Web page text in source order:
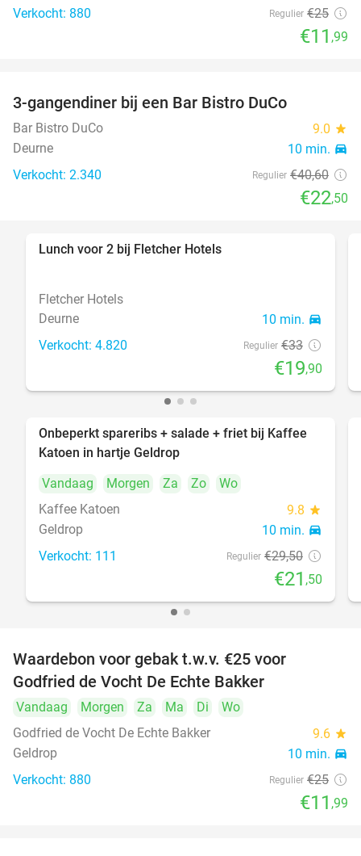
Verkocht: 880 Regulier €25
€11 ,99
3-gangendiner bij een Bar Bistro DuCo
Bar Bistro DuCo 9.0 star
Deurne 10 min. directions_car
Verkocht: 2.340 Regulier €40,60
€22,50
Lunch voor 2 bij Fletcher Hotels
Fletcher Hotels
Deurne
10 min. directions_car
Verkocht: 4.820 Regulier €33
€19,90
27%
Onbeperkt spareribs + salade + friet bij Kaffee
Katoen in hartje Geldrop
Vandaag
Morgen Za Zo
Wo
Kaffee Katoen
9.8 star
Geldrop 10 min. directions_car
Verkocht: 111 Regulier €29,50
€21 ,50
Waardebon voor gebak t.w.v. €25 voor
Godfried de Vocht De Echte Bakker
Vandaag Morgen Za Ma Di
Wo
Godfried de Vocht De Echte Bakker
9.6 star
Geldrop 10 min. directions_car
Verkocht: 880 Regulier €25
€11 ,99